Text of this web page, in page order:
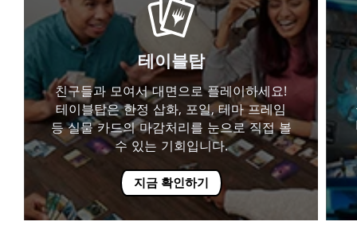
테이블탑
친구들과 모여서 대면으로 플레이하세요!
테이블탑은 한정 삽화, 포일, 테마 프레임
등 실물 카드의 마감처리를 눈으로 직접 볼
수 있는 기회입니다.
지금 확인하기